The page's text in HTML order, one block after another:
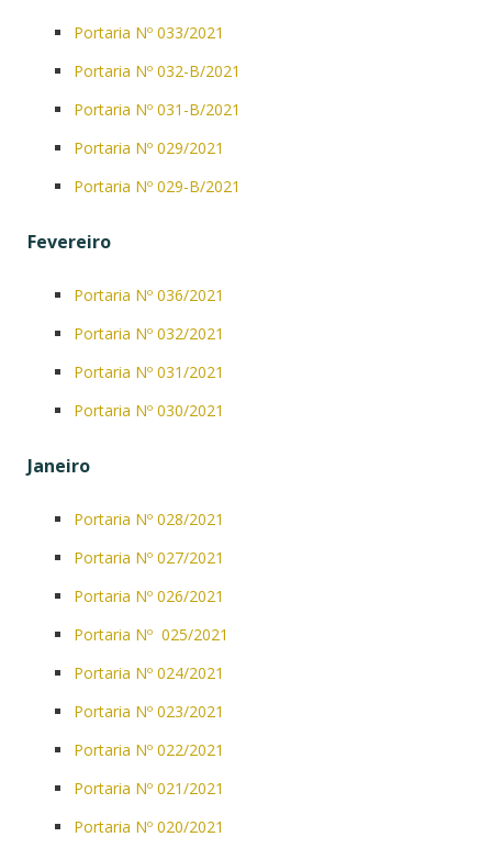
Portaria Nº 033/2021
Portaria Nº 032-B/2021
Portaria Nº 031-B/2021
Portaria Nº 029/2021
Portaria Nº 029-B/2021
Fevereiro
Portaria Nº 036/2021
Portaria Nº 032/2021
Portaria Nº 031/2021
Portaria Nº 030/2021
Janeiro
Portaria Nº 028/2021
Portaria Nº 027/2021
Portaria Nº 026/2021
Portaria Nº 025/2021
Portaria Nº 024/2021
Portaria Nº 023/2021
Portaria Nº 022/2021
Portaria Nº 021/2021
Portaria Nº 020/2021